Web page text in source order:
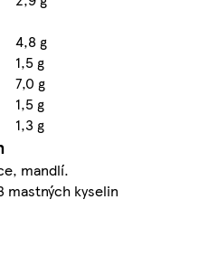
4,8 g
1,5 g
7,0 g
1,5 g
1,3 g
mandlí.
mastných kyselin